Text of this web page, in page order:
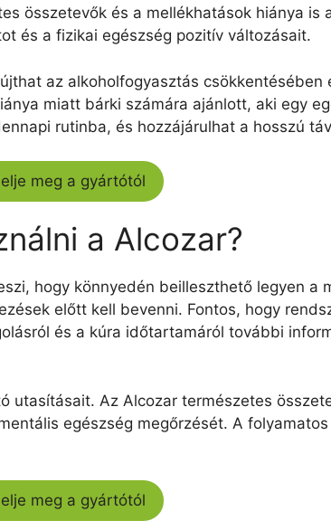
összetevők és a mellékhatások hiánya is
és a fizikai egészség pozitív változásait.
az alkoholfogyasztás csökkentésében
miatt bárki számára ajánlott, aki egy
rutinba, és hozzájárulhat a hosszú
meg a gyártótól
a Alcozar?
hogy könnyedén beilleszthető legyen a
előtt kell bevenni. Fontos, hogy
és a kúra időtartamáról további
utasításait. Az Alcozar természetes
egészség megőrzését. A
meg a gyártótól